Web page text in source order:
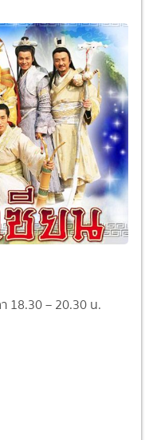
18.30 – 20.30 น.